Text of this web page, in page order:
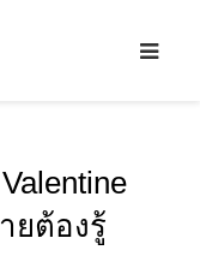
ยต้องรู้